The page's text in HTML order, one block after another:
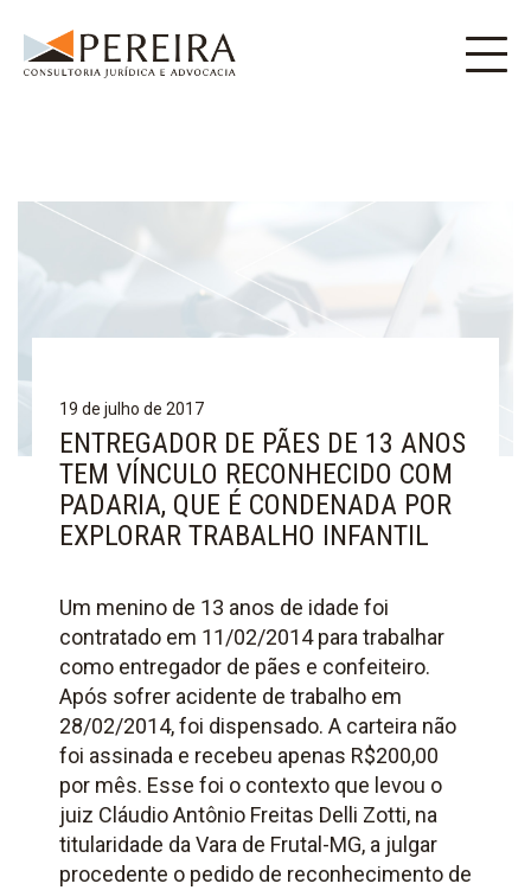
19 de julho de 2017
ENTREGADOR DE PÃES DE 13 ANOS
TEM VÍNCULO RECONHECIDO COM
PADARIA, QUE É CONDENADA POR
EXPLORAR TRABALHO INFANTIL
Um menino de 13 anos de idade foi
contratado em 11/02/2014 para trabalhar
como entregador de pães e confeiteiro.
Após sofrer acidente de trabalho em
28/02/2014, foi dispensado. A carteira não
foi assinada e recebeu apenas R$200,00
por mês. Esse foi o contexto que levou o
juiz Cláudio Antônio Freitas Delli Zotti, na
titularidade da Vara de Frutal-MG, a julgar
procedente o pedido de reconhecimento de